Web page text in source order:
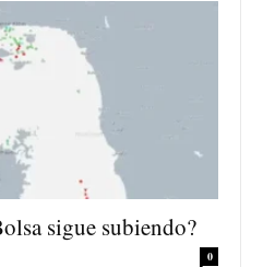
sigue subiendo?
0